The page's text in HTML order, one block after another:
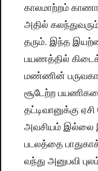
காலமாற்றம்
அதில்
தரும். இந்த
பயணத்தில்
மண்ணின்
சூடேற்ற
தட்டிவானுக்கு
அவசியம் இல்லை
படலத்தை
வந்து அனுபவி